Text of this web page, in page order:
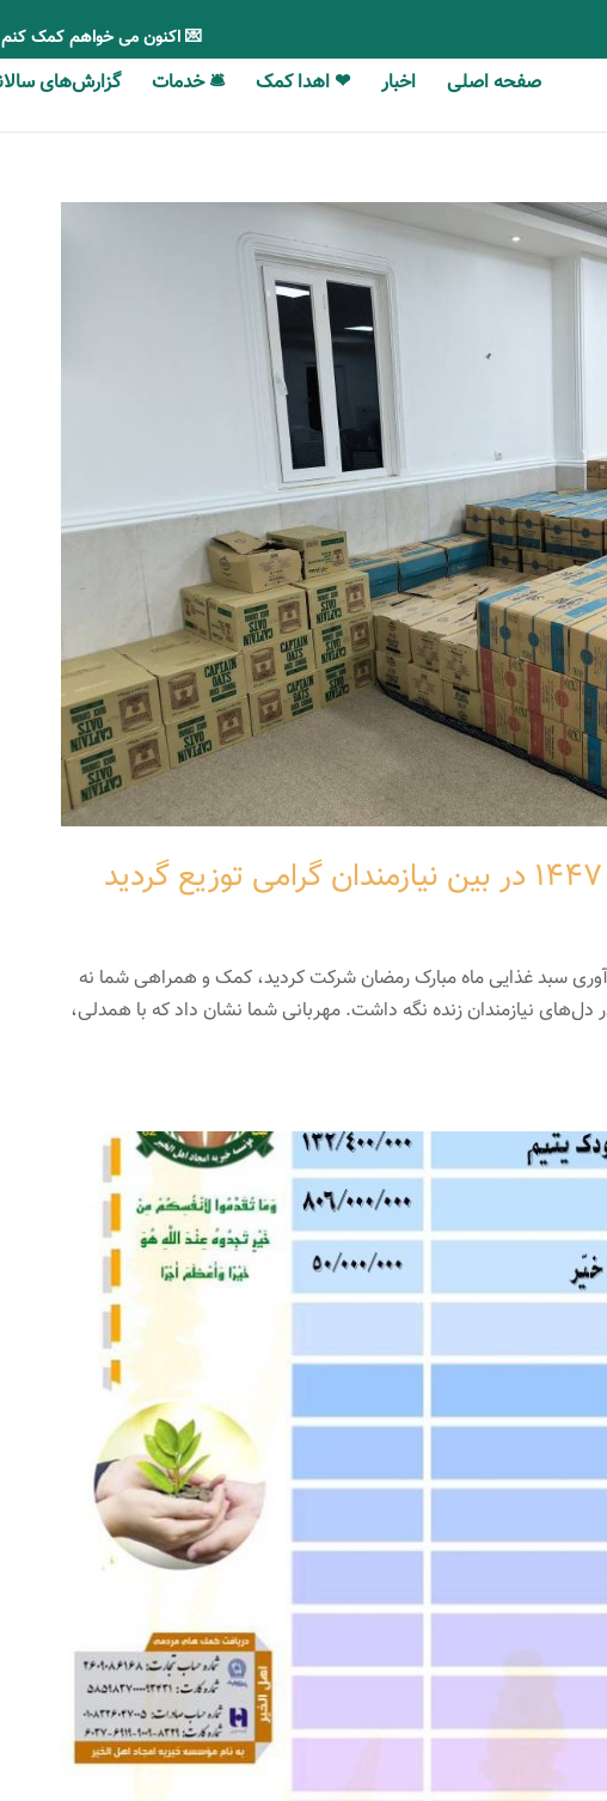
💌 اکنون می خواهم کمک کنم
صفحه اصلی اخبار ❤ اهدا کمک 🛎 خدمات گزارش‎‎‌های سالانه
سبد غذایی ماه مبارک رمضان شرکت کردید، کمک و همراهی شما نه‌
دل‌های نیازمندان زنده نگه داشت. مهربانی شما نشان داد که با همدلی،